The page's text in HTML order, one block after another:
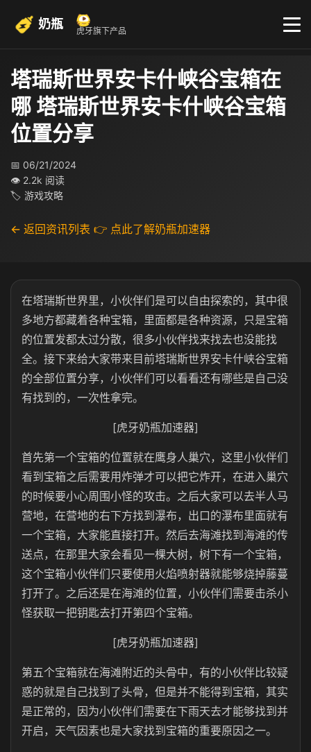
奶瓶 虎牙旗下产品
塔瑞斯世界安卡什峡谷宝箱在
哪 塔瑞斯世界安卡什峡谷宝箱
位置分享
📅 06/21/2024
👁 2.2k 阅读
🏷 游戏攻略
← 返回资讯列表 👉 点此了解奶瓶加速器
在塔瑞斯世界里，小伙伴们是可以自由探索的，其中很
多地方都藏着各种宝箱，里面都是各种资源，只是宝箱
的位置发都太过分散，很多小伙伴找来找去也没能找
全。接下来给大家带来目前塔瑞斯世界安卡什峡谷宝箱
的全部位置分享，小伙伴们可以看看还有哪些是自己没
有找到的，一次性拿完。
[虎牙奶瓶加速器]
首先第一个宝箱的位置就在鹰身人巢穴，这里小伙伴们
看到宝箱之后需要用炸弹才可以把它炸开，在进入巢穴
的时候要小心周围小怪的攻击。之后大家可以去半人马
营地，在营地的右下方找到瀑布，出口的瀑布里面就有
一个宝箱，大家能直接打开。然后去海滩找到海滩的传
送点，在那里大家会看见一棵大树，树下有一个宝箱，
这个宝箱小伙伴们只要使用火焰喷射器就能够烧掉藤蔓
打开了。之后还是在海滩的位置，小伙伴们需要击杀小
怪获取一把钥匙去打开第四个宝箱。
[虎牙奶瓶加速器]
第五个宝箱就在海滩附近的头骨中，有的小伙伴比较疑
惑的就是自己找到了头骨，但是并不能得到宝箱，其实
是正常的，因为小伙伴们需要在下雨天去才能够找到并
开启，天气因素也是大家找到宝箱的重要原因之一。